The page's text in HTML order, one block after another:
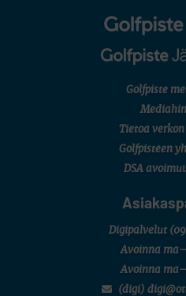
Golfpiste
Tietoa
Golfpisteen
DSA
Digipalvelut
Avoinna
Avoinna
(digi)